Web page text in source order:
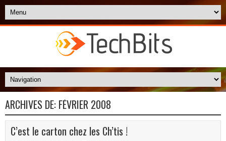
ARCHIVES DE: FÉVRIER 2008
C’est le carton chez les Ch’tis !